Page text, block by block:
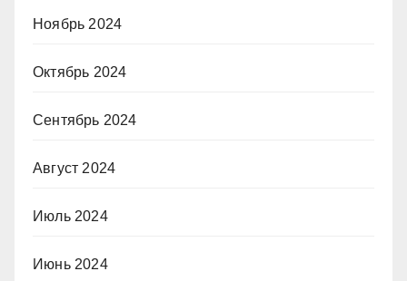
Ноябрь 2024
Октябрь 2024
Сентябрь 2024
Август 2024
Июль 2024
Июнь 2024